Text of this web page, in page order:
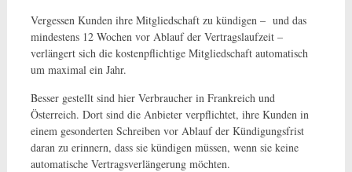
Vergessen Kunden ihre Mitgliedschaft zu kündigen – und das
mindestens 12 Wochen vor Ablauf der Vertragslaufzeit –
verlängert sich die kostenpflichtige Mitgliedschaft automatisch
um maximal ein Jahr.
Besser gestellt sind hier Verbraucher in Frankreich und
Österreich. Dort sind die Anbieter verpflichtet, ihre Kunden in
einem gesonderten Schreiben vor Ablauf der Kündigungsfrist
daran zu erinnern, dass sie kündigen müssen, wenn sie keine
automatische Vertragsverlängerung möchten.